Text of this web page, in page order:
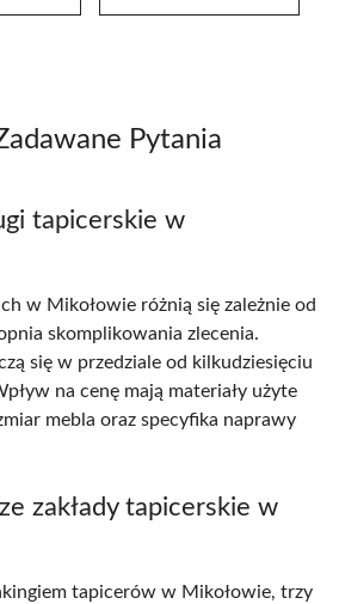
Pytania
tapicerskie w
w Mikołowie różnią się zależnie od
skomplikowania zlecenia.
się w przedziale od kilkudziesięciu
na cenę mają materiały użyte
mebla oraz specyfika naprawy
zakłady tapicerskie w
tapicerów w Mikołowie, trzy